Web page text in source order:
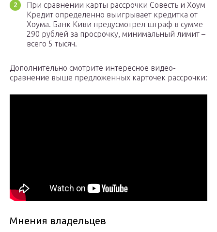
При сравнении карты рассрочки Совесть и Хоум
Кредит определенно выигрывает кредитка от
Хоума. Банк Киви предусмотрел штраф в сумме
290 рублей за просрочку, минимальный лимит –
всего 5 тысяч.
Дополнительно смотрите интересное видео-
сравнение выше предложенных карточек рассрочки:
Мнения владельцев